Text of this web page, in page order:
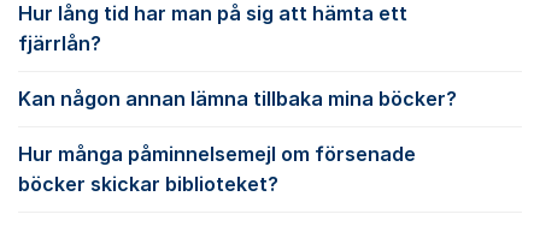
Hur lång tid har man på sig att hämta ett
fjärrlån?
Kan någon annan lämna tillbaka mina böcker?
Hur många påminnelsemejl om försenade
böcker skickar biblioteket?